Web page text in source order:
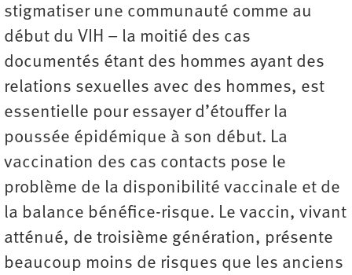
stigmatiser une communauté comme au
début du VIH – la moitié des cas
documentés étant des hommes ayant des
relations sexuelles avec des hommes, est
essentielle pour essayer d’étouffer la
poussée épidémique à son début. La
vaccination des cas contacts pose le
problème de la disponibilité vaccinale et de
la balance bénéfice-risque. Le vaccin, vivant
atténué, de troisième génération, présente
beaucoup moins de risques que les anciens